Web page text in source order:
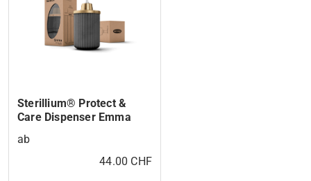
Sterillium® Protect &
Care Dispenser Emma
ab
44.00 CHF